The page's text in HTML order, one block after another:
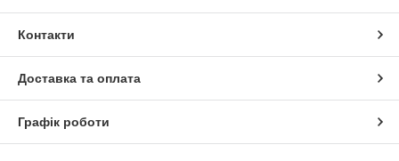
Контакти
Доставка та оплата
Графік роботи